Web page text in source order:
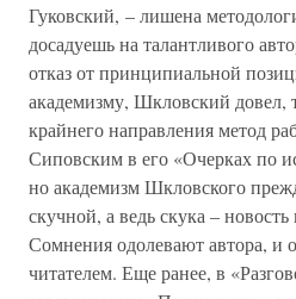
Гуковский, – лишена
досадуешь на талантливого
отказ от принципиальной
академизму, Шкловский довел,
крайнего направления метод
Сиповским в его «Очерках по
но академизм Шкловского
скучной, а ведь скука –
Сомнения одолевают автора, и
читателем. Еще ранее, в